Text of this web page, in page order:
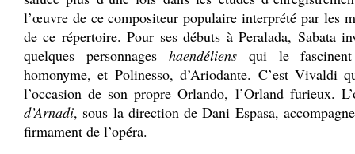
l’œuvre de ce compositeur populaire interprété par les
de ce répertoire. Pour ses débuts à Peralada, Sabata
quelques personnages haendéliensqui le fascinent
homonyme, et Polinesso, d’Ariodante. C’est Vivaldi
l’occasion de son propre Orlando, l’Orland furieux.
d’Arnadi, sous la direction de Dani Espasa,
firmament de l’opéra.